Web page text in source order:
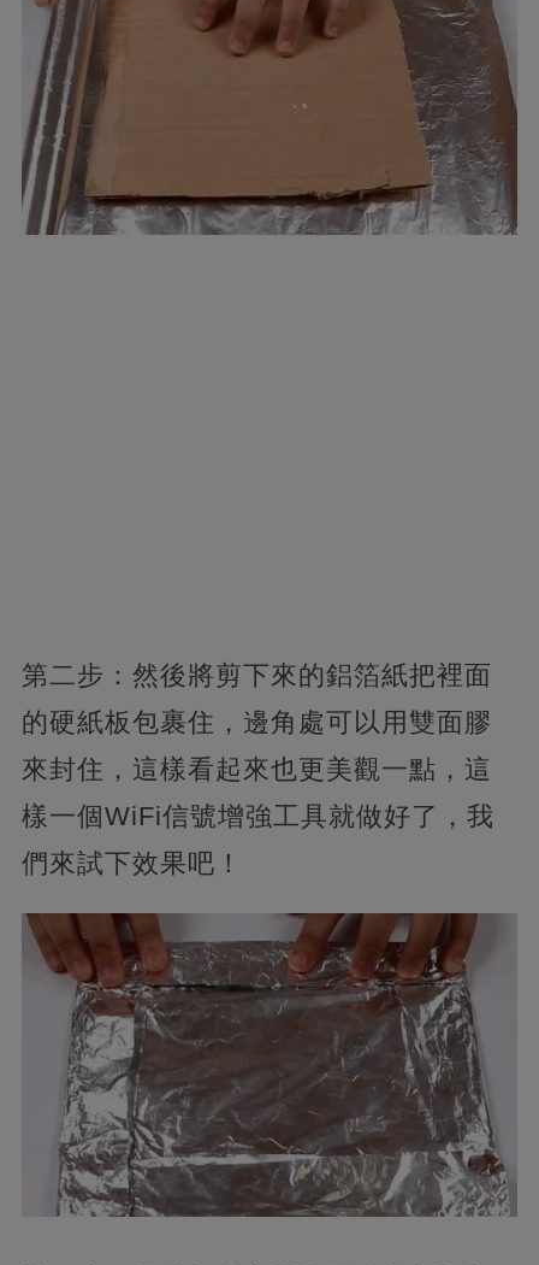
第二步：然後將剪下來的鋁箔紙把裡面
的硬紙板包裹住，邊角處可以用雙面膠
來封住，這樣看起來也更美觀一點，這
樣一個WiFi信號增強工具就做好了，我
們來試下效果吧！